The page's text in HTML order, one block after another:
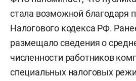
стала возможной благодаря
Налогового кодекса РФ.
размещало сведения о
численности работников
специальных налоговых